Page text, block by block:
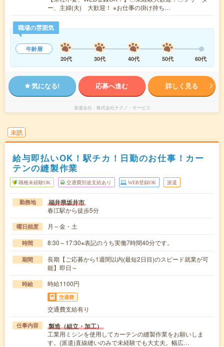
ー、主婦(夫) 大歓迎！ ※お仕事の掛け持ち…
職場の雰囲気
年齢層
20代
30代 40代 50代 60代
気になる! 応募へ進む 詳しく見る
派遣会社 株式会社テクノ・サービス
未読
給与即払いOK！駅チカ！日勤のお仕事！カー
テンの縫製作業
職種未経験OK 交通費別途支給あり WEB登録OK 派遣
勤務地 福井県坂井市
春江駅から徒歩5分
曜日頻度 月～金・土
時間 8:30～17:30※表記のうち実働7時間40分です。
期間
長期【ご応募から1週間以内(最短2日目)のスピード就業が可
能】即日～
時給 時給1100円
交通費
交通費支給有り
仕事内容 製造（組立・加工）
工業用ミシンを使用してカーテンの縫製作業をお願いしま
す。(派遣)直線縫いのみで未経験でも大丈夫。幅広…